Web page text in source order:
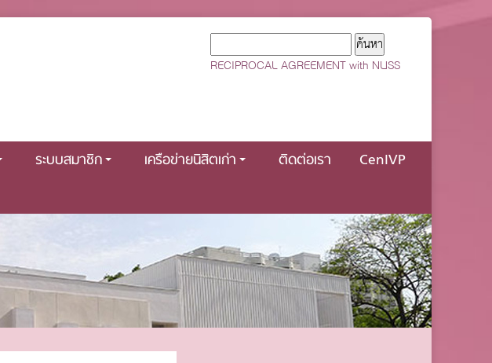
RECIPROCAL AGREEMENT with NUSS
ระบบสมาชิก เครือข่ายนิสิตเก่า ติดต่อเรา
CenIVP